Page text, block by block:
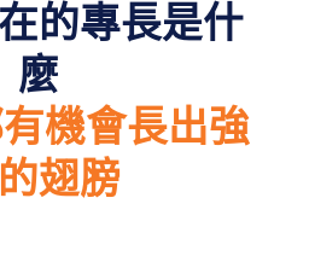
的專長是什
麼
機會長出強
翅膀